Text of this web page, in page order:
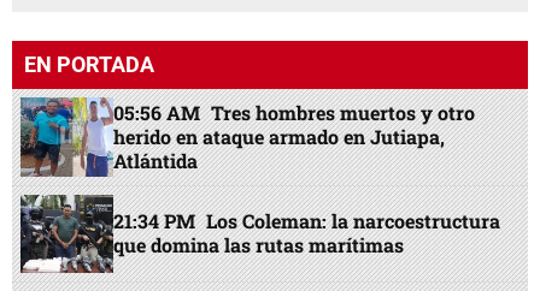
EN PORTADA
05:56 AM Tres hombres muertos y otro
herido en ataque armado en Jutiapa,
Atlántida
21:34 PM Los Coleman: la narcoestructura
que domina las rutas marítimas